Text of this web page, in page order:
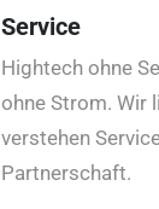
Service
Hightech ohne
ohne Strom. Wir
verstehen
Partnerschaft.